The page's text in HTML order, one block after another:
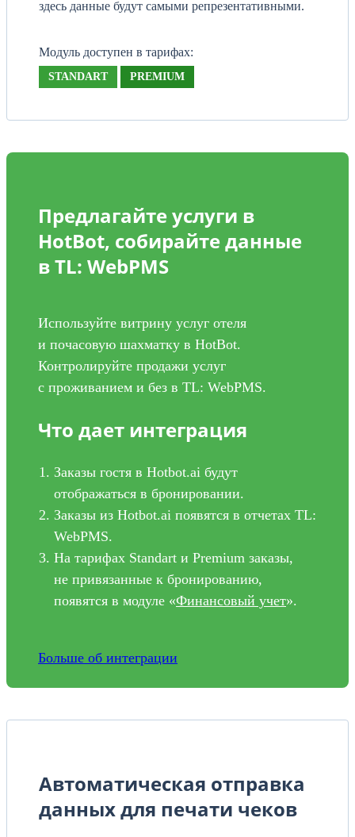
здесь данные будут самыми репрезентативными.
Модуль доступен в тарифах:
STANDART PREMIUM
Предлагайте услуги в
HotBot, собирайте данные
в TL: WebPMS
Используйте витрину услуг отеля
и почасовую шахматку в HotBot.
Контролируйте продажи услуг
с проживанием и без в TL: WebPMS.
Что дает интеграция
Заказы гостя в Hotbot.ai будут
отображаться в бронировании.
Заказы из Hotbot.ai появятся в отчетах TL:
WebPMS.
На тарифах Standart и Premium заказы,
не привязанные к бронированию,
появятся в модуле «Финансовый учет».
Больше об интеграции
Автоматическая отправка
данных для печати чеков